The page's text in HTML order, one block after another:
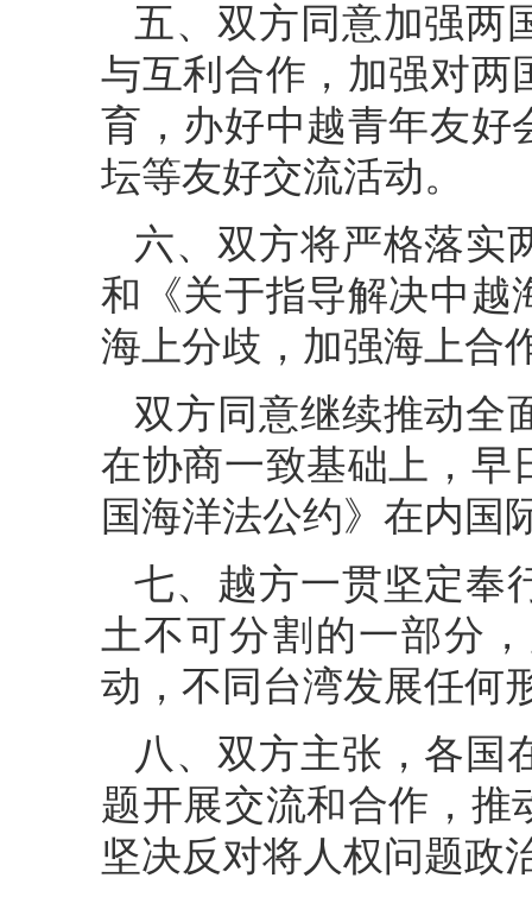
五、双方同意加强两
与互利合作，加强对两
育，办好中越青年友好
坛等友好交流活动。
六、双方将严格落实
和《关于指导解决中越
海上分歧，加强海上合
双方同意继续推动全
在协商一致基础上，早
国海洋法公约》在内国
七、越方一贯坚定奉
土不可分割的一部分
动，不同台湾发展任何
八、双方主张，各国
题开展交流和合作，推
坚决反对将人权问题政